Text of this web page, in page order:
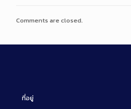
Comments are closed.
ที่อยู่